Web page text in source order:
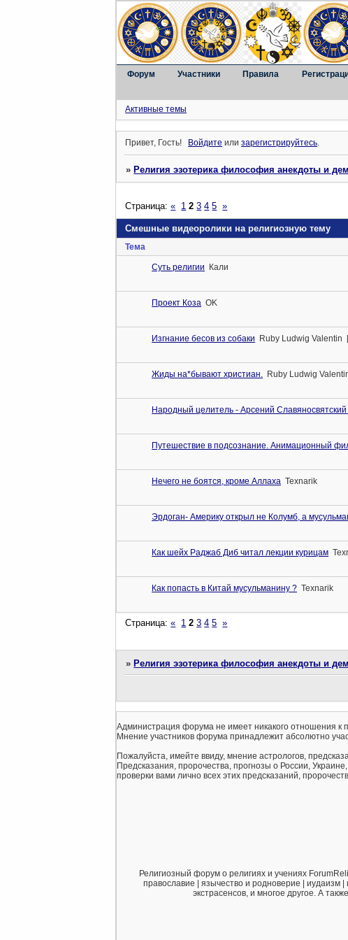
Форум Участники Правила
Активные темы
Привет, Гость! Войдите илизарегистрируйтесь.
»Религия эзотерика философия анекдоты и
Смешные видеоролики на религиозную тему
Страница:« 1 2 3 4 5 »
Тема
Суть религии Кали
Проект Коза OK
Изгнание бесов из собаки Ruby Ludwig Valentin
Жиды на*бывают христиан. Ruby Ludwig
Народный целитель - Арсений
Путешеcтвие в подcознание. Анимациoнный
Нечего не боятся, кроме Аллаха Texnarik
Эрдоган- Америку открыл не Колумб, а
Как шейх Раджаб Диб читал лекции курицам
Как попасть в Китай мусульманину ? Texnarik
Страница:« 1 2 3 4 5 »
»Религия эзотерика философия анекдоты и
Администрация форума не имеет никакого отношения
Мнение участников форума принадлежит абсолютно
Пожалуйста, имейте ввиду, мнение астрологов,
Предсказания, пророчества, прогнозы о России,
проверки вами лично всех этих предсказаний,
Религиозный форум о религиях и учениях
православие | язычество и родноверие | иудаизм
экстрасенсов, и многое другое. А